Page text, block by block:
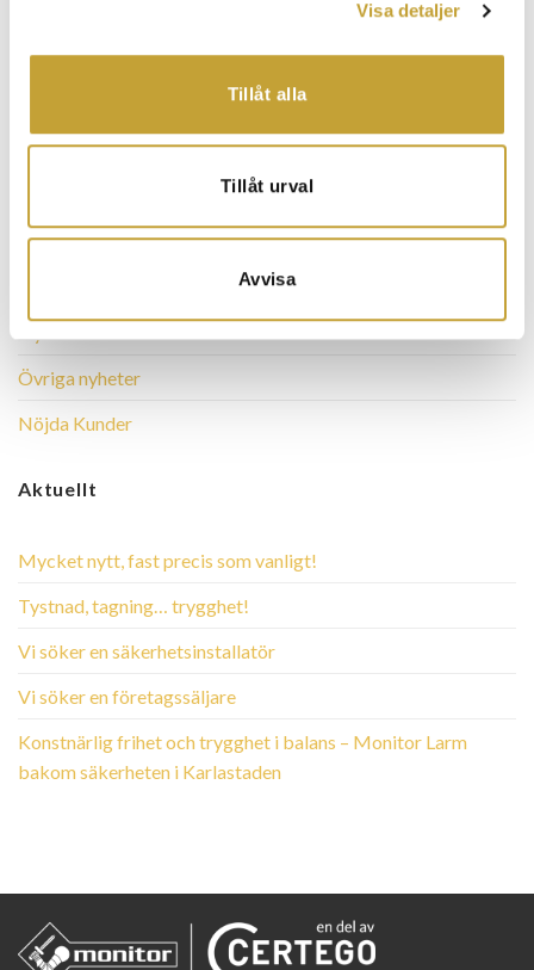
Visa detaljer
Tillåt alla
Tillåt urval
Avvisa
Låset
BRF/Flerfamiljshus
Bygg och anläggning
Övriga nyheter
Nöjda Kunder
Aktuellt
Mycket nytt, fast precis som vanligt!
Tystnad, tagning… trygghet!
Vi söker en säkerhetsinstallatör
Vi söker en företagssäljare
Konstnärlig frihet och trygghet i balans – Monitor Larm
bakom säkerheten i Karlastaden